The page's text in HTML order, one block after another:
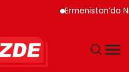
Ermenistan’da Nikol